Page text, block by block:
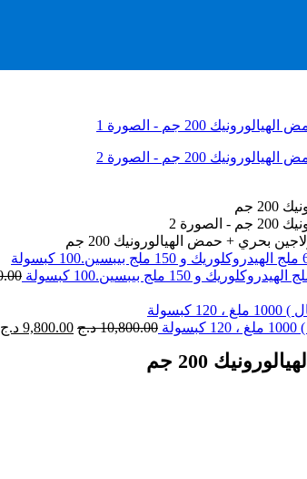
بحري + حمض الهيالورونيك 200 جم
10,800.00 د.ج 9,800.00 د.ج
200 جم